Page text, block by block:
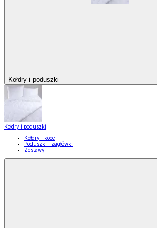
Kołdry i poduszki
Kołdry i poduszki
Kołdry i koce
Poduszki i zagłówki
Zestawy